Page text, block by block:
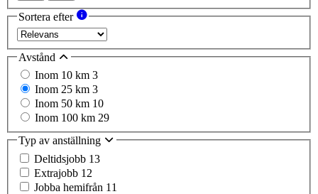
Sortera efter
Avstånd
Inom 10 km 3
Inom 25 km 3
Inom 50 km 10
Inom 100 km 29
Typ av anställning
Deltidsjobb 13
Extrajobb 12
Jobba hemifrån 11